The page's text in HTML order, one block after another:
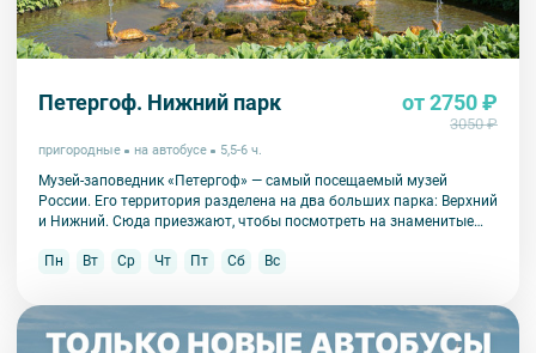
Петергоф. Нижний парк от 2750 ₽
3050 ₽
пригородные на автобусе 5,5-6 ч.
Музей-заповедник «Петергоф» — самый посещаемый музей
России. Его территория разделена на два больших парка: Верхний
и Нижний. Сюда приезжают, чтобы посмотреть на знаменитые
Пн
Вт Ср Чт Пт Сб Вс